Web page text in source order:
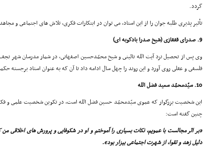
گردد.
تأثیر پذیرى طلبه جوان را از این استاد، مى توان در ابتکارات فکرى، تلاش هاى اجتماعى و
9. صدراى قفقازى (شیخ صدرا بادکوبه اى)
وى پس از تحصیل نزد آیت الله نائینى و شیخ محمّدحسین اصفهانى، در شمار مدرسان شهر
فلسفى و عقلى روى آورد و این روند را چهل سال ادامه داد تا آن که به عنوان استاد برجسته
10. سیّدمحمّد سعید فضل الله
این شخصیت بزرگوار که عموى سیّدمحمّد حسین فضل الله است، در تکوین شخصیت علمى و
چنین گفته است:
«بر اثر مجالست با عمویم، نکات بسیارى را آموختم و او در شکوفایى و پرورش هاى اخلاقى
دلیل زهد و تقوا، از شهرت اجتماعى بیزار بود».